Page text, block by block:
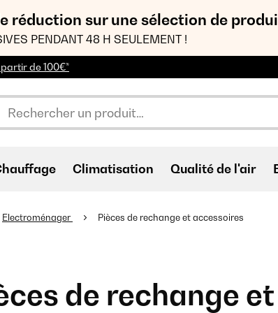
réduction sur une sélection de
PENDANT 48 H SEULEMENT !
de 100€*
Climatisation Qualité de l'air
Electroménager Pièces de rechange et accessoires
de rechange